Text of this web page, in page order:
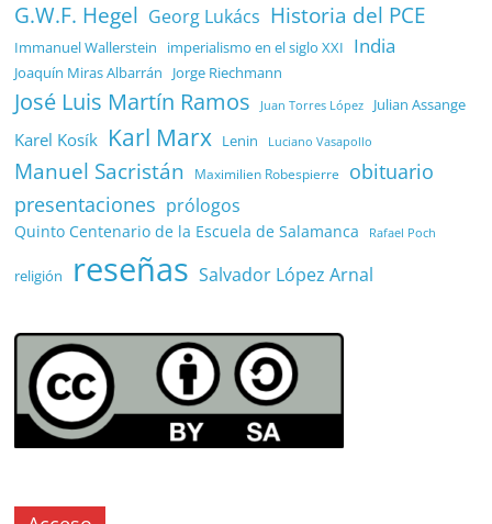
G.W.F. Hegel Georg Lukács Historia del PCE
Immanuel Wallerstein imperialismo en el siglo XXI India
Joaquín Miras Albarrán Jorge Riechmann
José Luis Martín Ramos Juan Torres López Julian Assange
Karel Kosík Karl Marx Lenin Luciano Vasapollo
Manuel Sacristán Maximilien Robespierre
obituario
presentaciones prólogos
Quinto Centenario de la Escuela de Salamanca Rafael Poch
religión reseñas Salvador López Arnal